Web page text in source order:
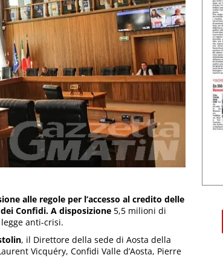
alle regole per l’accesso al credito delle
Confidi. A disposizione 5,5 milioni di
anti-crisi.
, il Direttore della sede di Aosta della
Vicquéry, Confidi Valle d’Aosta, Pierre